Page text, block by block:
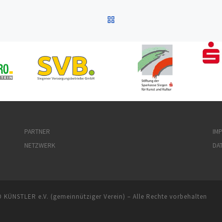
PARTNER
NETZWERK
KÜNSTLER e.V. (gemeinnütziger Verein) – Alle Rechte vorbehalten